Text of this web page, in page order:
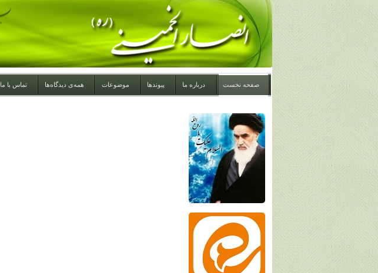
صفحه نخست درباره ما پیوندها موضوعات همه‌ی دیدگاه‌ها تماس با ما